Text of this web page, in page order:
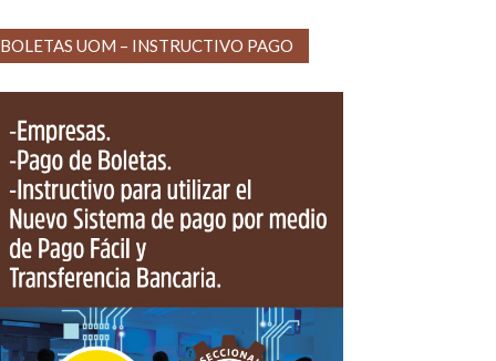
BOLETAS UOM – INSTRUCTIVO PAGO